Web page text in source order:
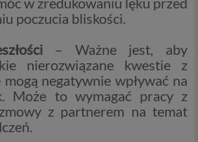
poczucia bliskości.
– Ważne jest, aby
nierozwiązane kwestie z
mogą negatywnie wpływać na
Może to wymagać pracy z
z partnerem na temat
przetwarzania Twoich danych
z naszych usług. Prosimy Cię o jej
to więcej niż kilka minut.
z RODO, informacje o
do zidentyfikowania